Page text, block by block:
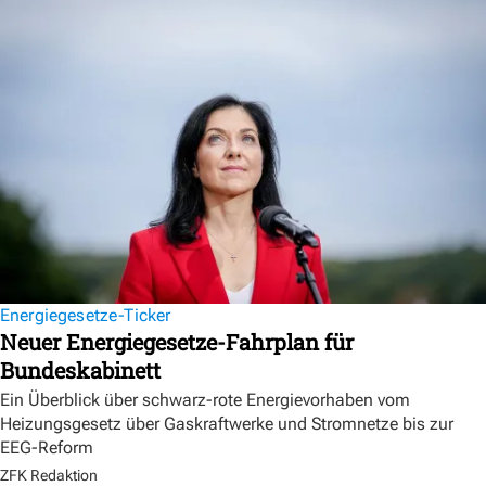
Energiegesetze-Ticker
Neuer Energiegesetze-Fahrplan für
Bundeskabinett
Ein Überblick über schwarz-rote Energievorhaben vom
Heizungsgesetz über Gaskraftwerke und Stromnetze bis zur
EEG-Reform
ZFK Redaktion